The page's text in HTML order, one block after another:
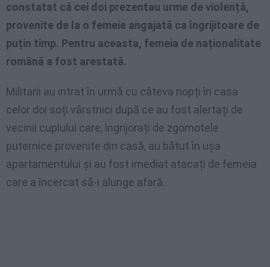
constatat că cei doi prezentau urme de violență,
provenite de la o femeie angajată ca îngrijitoare de
puțin timp. Pentru aceasta, femeia de naționalitate
română a fost arestată.
Militarii au intrat în urmă cu câteva nopți în casa
celor doi soți vârstnici după ce au fost alertați de
vecinii cuplului care, îngrijorați de zgomotele
puternice provenite din casă, au bătut în ușa
apartamentului și au fost imediat atacați de femeia
care a încercat să-i alunge afară.